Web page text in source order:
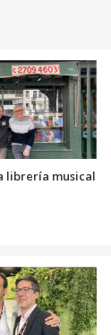
librería musical